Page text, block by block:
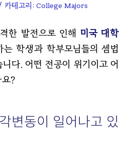
카테고리:College Majors
한 발전으로 인해미국 대학
학생과 학부모님들의 셈법
다. 어떤 전공이 위기이고 어
?
변동이 일어나고 있